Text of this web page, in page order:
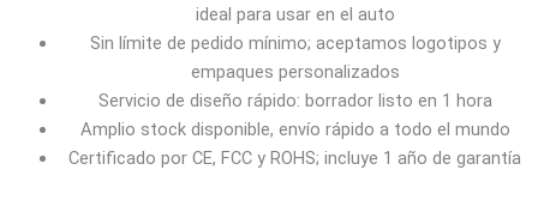
ideal para usar en el auto
Sin límite de pedido mínimo; aceptamos logotipos y
empaques personalizados
Servicio de diseño rápido: borrador listo en 1 hora
Amplio stock disponible, envío rápido a todo el mundo
Certificado por CE, FCC y ROHS; incluye 1 año de garantía